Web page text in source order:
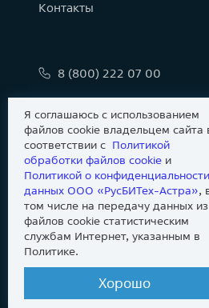
Контакты
8 (800) 222 07 00
Сообщить об
Новости
Dev-
Я соглашаюсь с использованием
файлов cookie владельцем сайта
соответствии с Политикой
обработки файлов сookie и
Политикой о конфиденциальности
данных ООО «РусБИТех-Астра»,
том числе на передачу данных из
файлов cookie статистическим
службам Интернет, указанным в
Политике.
Хорошо